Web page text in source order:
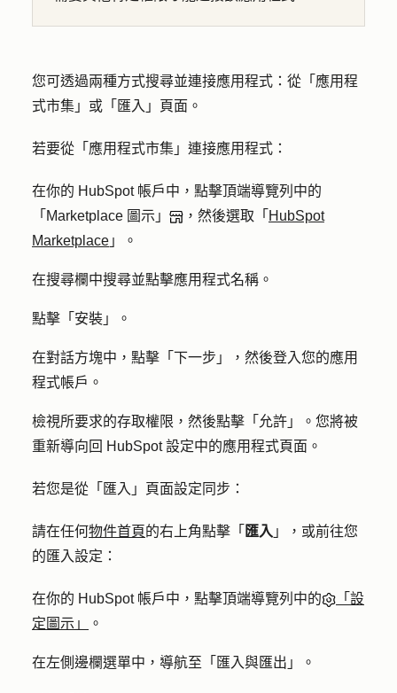
您可透過兩種方式搜尋並連接應用程式：從「應用程
式市集」或「匯入」頁面。
若要從「應用程式市集」連接應用程式：
在你的 HubSpot 帳戶中，點擊頂端導覽列中的
「Marketplace 圖示」
，然後選取「 HubSpot
Marketplace 」。
在搜尋欄中搜尋並點擊應用程式名稱 。
點擊「 安裝 」。
在對話方塊中，點擊「 下一步 」，然後登入您的應用
程式帳戶。
檢視所要求的存取權限，然後點擊「 允許」
。您將被
重新導向回 HubSpot 設定中的應用程式頁面。
若您是從「匯入」頁面設定同步：
請在任何物件首頁的右上角點擊「 匯入 」，或前往您
的匯入設定：
在你的 HubSpot 帳戶中，點擊頂端導覽列中的
「設
定圖示」
。
在左側邊欄選單中，導航至「 匯入與匯出 」。